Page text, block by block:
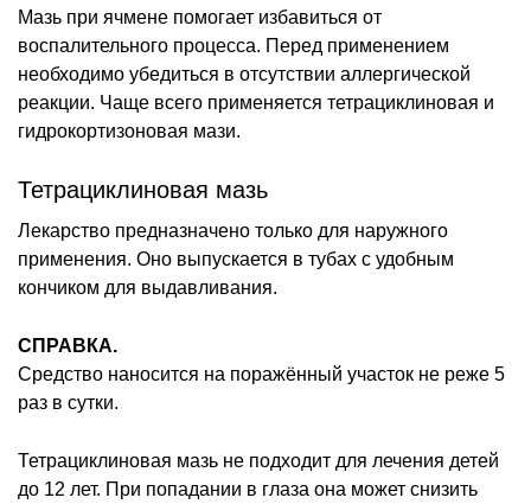
Мазь при ячмене помогает избавиться от
воспалительного процесса. Перед применением
необходимо убедиться в отсутствии аллергической
реакции. Чаще всего применяется тетрациклиновая и
гидрокортизоновая мази.
Тетрациклиновая мазь
Лекарство предназначено только для наружного
применения. Оно выпускается в тубах с удобным
кончиком для выдавливания.
СПРАВКА.
Средство наносится на поражённый участок не реже 5
раз в сутки.
Тетрациклиновая мазь не подходит для лечения детей
до 12 лет. При попадании в глаза она может снизить